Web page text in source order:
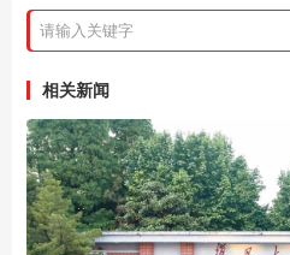
相关新闻